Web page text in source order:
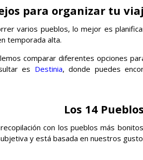
para organizar tu
varios pueblos, lo mejor es
temporada alta.
comparar diferentes opciones
es Destinia, donde puedes
Los 14
con los pueblos más
y está basada en nuestros